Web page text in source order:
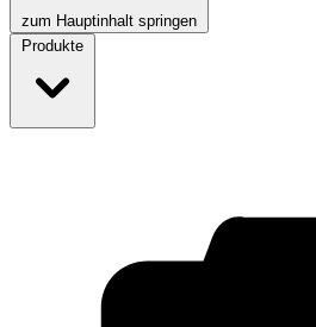
zum Hauptinhalt springen
Produkte